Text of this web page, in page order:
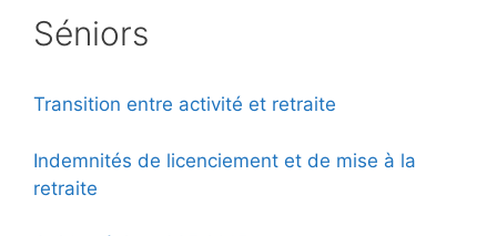
Séniors
Transition entre activité et retraite
Indemnités de licenciement et de mise à la
retraite